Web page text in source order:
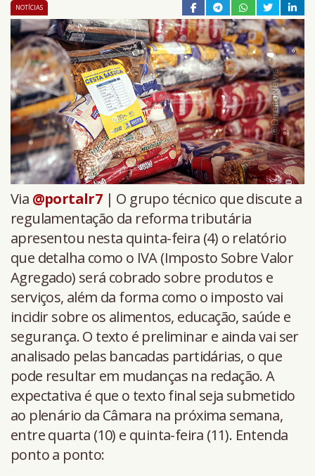
NOTÍCIAS
Via @portalr7| O grupo técnico que discute a
regulamentação da reforma tributária
apresentou nesta quinta-feira (4) o relatório
que detalha como o IVA (Imposto Sobre Valor
Agregado) será cobrado sobre produtos e
serviços, além da forma como o imposto vai
incidir sobre os alimentos, educação, saúde e
segurança. O texto é preliminar e ainda vai ser
analisado pelas bancadas partidárias, o que
pode resultar em mudanças na redação. A
expectativa é que o texto final seja submetido
ao plenário da Câmara na próxima semana,
entre quarta (10) e quinta-feira (11). Entenda
ponto a ponto: